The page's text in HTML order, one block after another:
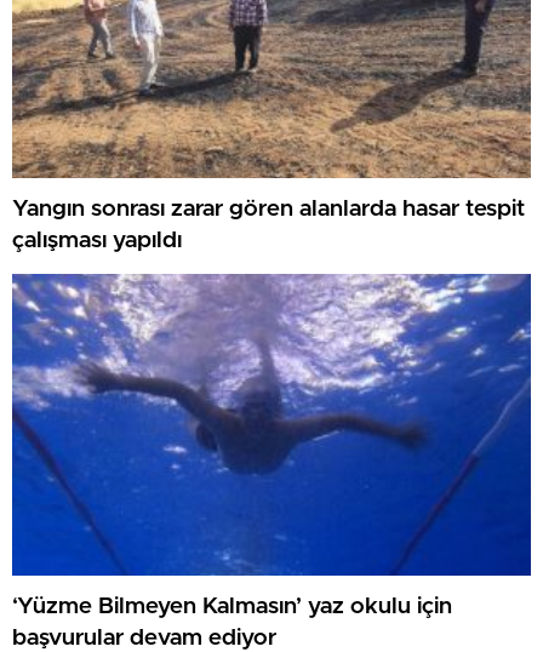
Yangın sonrası zarar gören alanlarda hasar tespit
çalışması yapıldı
‘Yüzme Bilmeyen Kalmasın’ yaz okulu için
başvurular devam ediyor